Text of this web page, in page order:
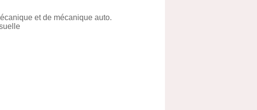
et de mécanique auto.